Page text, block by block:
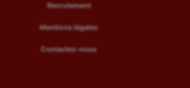
Recrutement
Mentions légales
Contactez-nous